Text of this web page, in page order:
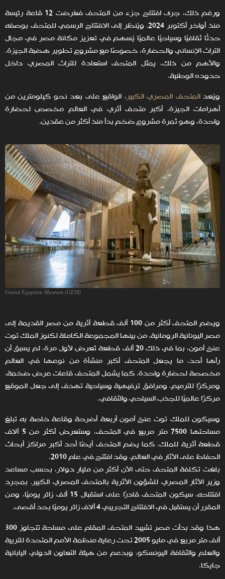
ورغم ذلك، جرى افتتاح جزء من المتحف فعُرضت 12 قاعة رئيسة
منذ أواخر أكتوبر 2024. ويُنظر إلى الافتتاح الرسمي للمتحف بوصفه
حدثًا ثقافيًا وسياحيًا عالميًا يُسهم في تعزيز مكانة مصر في مجال
التراث الإنساني والحضارة، خصوصًا مع مشروع تطوير هضبة الجيزة.
والأهم من ذلك، يمثل المتحف استعادة للتراث المصري داخل
حدوده الوطنية.
ويُعدالمتحف المصري الكبير، الواقع على بعد نحو كيلومترين من
أهرامات الجيزة، أكبر متحف أثري في العالم مخصص لحضارة
واحدة، وهو ثمرة مشروع ضخم بدأ منذ أكثر من عقدين.
Grand Egyptian Museum (GEM)
ويضم المتحف أكثر من 100 ألف قطعة أثرية من مصر القديمة إلى
مصر اليونانية الرومانية، من بينها المجموعة الكاملة لكنوز الملك توت
عنخ آمون، بما في ذلك 20 ألف قطعة تُعرض لأول مرة، لم يسبق أن
رآها أحد، ما يجعل المتحف أكبر منشأة من نوعها في العالم
مخصصة لحضارة واحدة. كما يشمل المتحف قاعات عرض ضخمة،
ومركزًا للترميم، ومرافق ترفيهية وسياحية تهدف إلى جعل الموقع
مركزًا عالميًا للجذب السياحي والثقافي.
وسيكون للملك توت عنخ آمون أربعة أضرحة وقاعة خاصة به تبلغ
مساحتها 7500 متر مربع في المتحف، وستعرض أكثر من 5 آلاف
قطعة أثرية للملك. كما يضم المتحف أيضًا أحد أكبر مراكز أبحاث
الحفاظ على الآثار في العالم، وقد افتُتح في عام 2010.
بلغت تكلفة المتحف حتى الآن أكثر من مليار دولار، بحسب مساعد
وزير الآثار المصري للشؤون الأثرية بالمتحف المصري الكبير. بمجرد
افتتاحه، سيكون المتحف قادرًا على استقبال 15 ألف زائر يوميًا، ومن
المقرر أن يستقبل في الافتتاح التجريبي 4 آلاف زائر يوميًا بحد أقصى.
هذا وقد بدأت مصر تشييد المتحف المقام على مساحة تتجاوز 300
ألف متر مربع في مايو 2005 تحت رعاية منظمة الأمم المتحدة للتربية
والعلم والثقافة اليونسكو، وبدعم من هيئة التعاون الدولي اليابانية
جايكا.